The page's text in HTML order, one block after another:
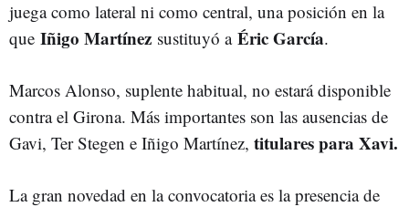
juega como lateral ni como central, una posición en la
que Iñigo Martínez sustituyó a Éric García.
Marcos Alonso, suplente habitual, no estará disponible
contra el Girona. Más importantes son las ausencias de
Gavi, Ter Stegen e Iñigo Martínez, titulares para Xavi.
La gran novedad en la convocatoria es la presencia de